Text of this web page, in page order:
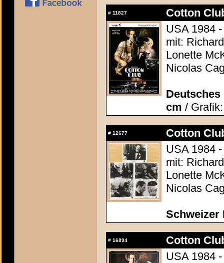
# 11827
Cotton
USA 1984
mit:
Lonette
Nicolas
Deutsches
cm /
# 12677
Cotton
USA 1984
mit:
Lonette
Nicolas
Schweizer
# 16894
Cotton
USA 1984